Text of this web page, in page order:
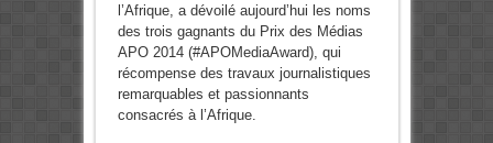
l’Afrique, a dévoilé aujourd’hui les noms
des trois gagnants du Prix des Médias
APO 2014 (#APOMediaAward), qui
récompense des travaux journalistiques
remarquables et passionnants
consacrés à l’Afrique.